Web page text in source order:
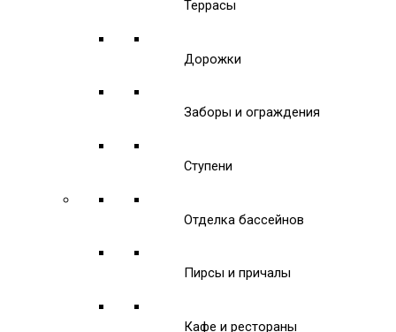
Террасы
Дорожки
Заборы и ограждения
Ступени
Отделка бассейнов
Пирсы и причалы
Кафе и рестораны